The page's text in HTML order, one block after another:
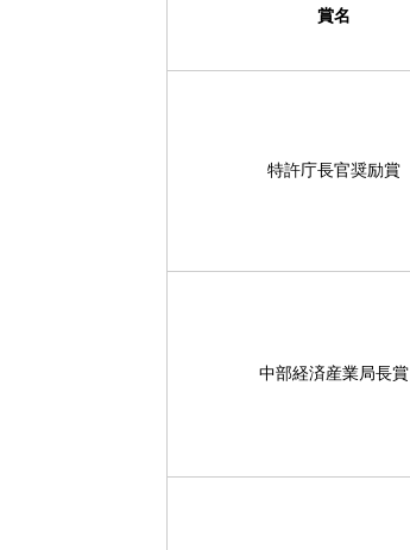
賞名
特許庁長官奨励賞
中部経済産業局長賞